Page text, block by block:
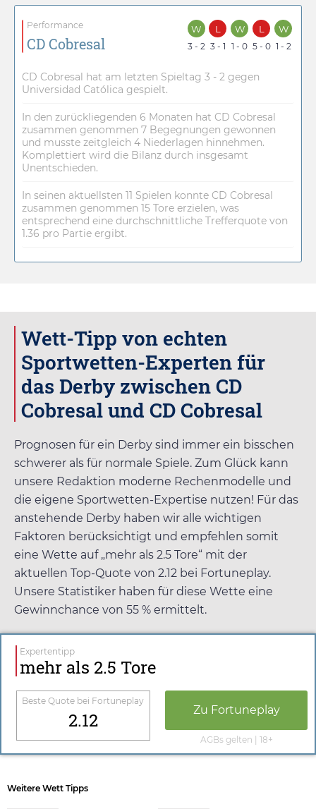
Performance
CD Cobresal
W
3 - 2
L
3 - 1
W
1 - 0
L
5 - 0
W
1 - 2
CD Cobresal hat am letzten Spieltag 3 - 2 gegen
Universidad Católica gespielt.
In den zurückliegenden 6 Monaten hat CD Cobresal
zusammen genommen 7 Begegnungen gewonnen
und musste zeitgleich 4 Niederlagen hinnehmen.
Komplettiert wird die Bilanz durch insgesamt
Unentschieden.
In seinen aktuellsten 11 Spielen konnte CD Cobresal
zusammen genommen 15 Tore erzielen, was
entsprechend eine durchschnittliche Trefferquote von
1.36 pro Partie ergibt.
Wett-Tipp von echten
Sportwetten-Experten für
das Derby zwischen CD
Cobresal und CD Cobresal
Prognosen für ein Derby sind immer ein bisschen
schwerer als für normale Spiele. Zum Glück kann
unsere Redaktion moderne Rechenmodelle und
die eigene Sportwetten-Expertise nutzen! Für das
anstehende Derby haben wir alle wichtigen
Faktoren berücksichtigt und empfehlen somit
eine Wette auf „mehr als 2.5 Tore“ mit der
aktuellen Top-Quote von 2.12 bei Fortuneplay.
Unsere Statistiker haben für diese Wette eine
Gewinnchance von 55 % ermittelt.
Expertentipp
mehr als 2.5 Tore
Beste Quote bei Fortuneplay
2.12 Zu Fortuneplay
AGBs gelten | 18+
Weitere Wett Tipps